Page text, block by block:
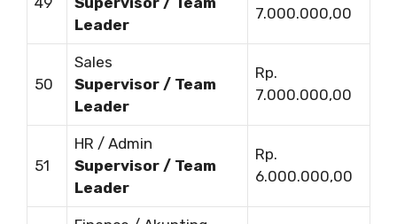
Leader
7.000.000,00
50
Sales
Supervisor / Team
Leader
Rp.
7.000.000,00
51
HR / Admin
Supervisor / Team
Leader
Rp.
6.000.000,00